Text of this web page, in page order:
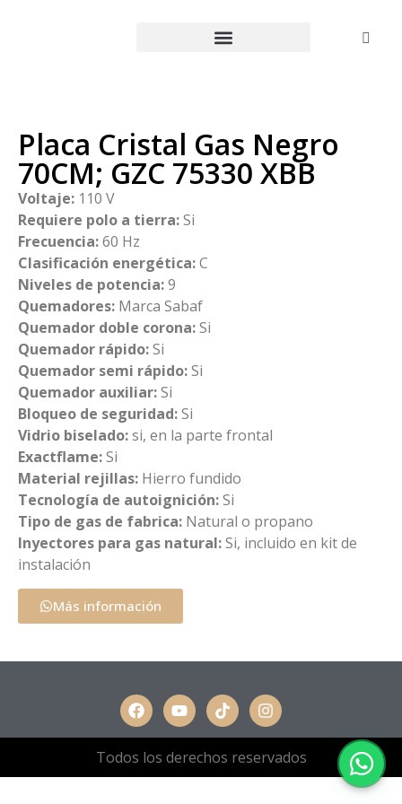
Placa Cristal Gas Negro
70CM; GZC 75330 XBB
Voltaje: 110 V
Requiere polo a tierra:Si
Frecuencia:60 Hz
Clasificación energética:C
Niveles de potencia:9
Quemadores: Marca Sabaf
Quemador doble corona:Si
Quemador rápido:Si
Quemador semi rápido:Si
Quemador auxiliar:Si
Bloqueo de seguridad:Si
Vidrio biselado:si, en la parte frontal
Exactflame:Si
Material rejillas: Hierro fundido
Tecnología de autoignición:Si
Tipo de gas de fabrica: Natural o propano
Inyectores para gas natural:Si, incluido en kit de
instalación
Más información
Todos los derechos reservados